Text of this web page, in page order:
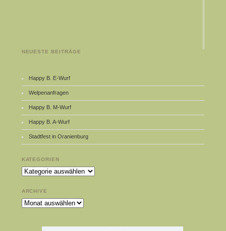
NEUESTE BEITRÄGE
Happy B. E-Wurf
Welpenanfragen
Happy B. M-Wurf
Happy B. A-Wurf
Stadtfest in Oranienburg
KATEGORIEN
Kategorien
ARCHIVE
Archive